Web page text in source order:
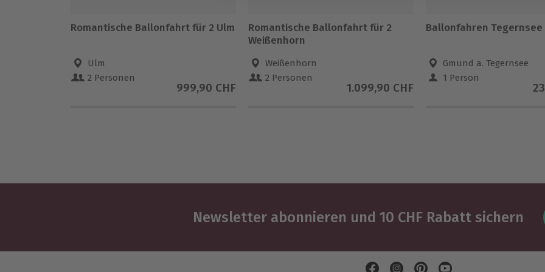
Romantische Ballonfahrt für 2 Ulm
Ulm
2 Personen
999,90 CHF
Romantische Ballonfahrt für 2
Weißenhorn
Weißenhorn
2 Personen
1.099,90 CHF
Ballonfahren Tegernsee
Gmund a. Tegernsee
1 Person
Newsletter abonnieren und 10 CHF Rabatt sichern